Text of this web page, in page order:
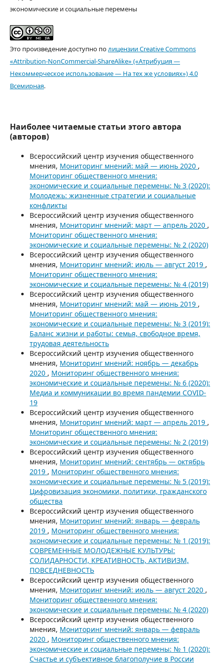
экономические и социальные перемены
Это произведение доступно полицензии Creative Commons
«Attribution-NonCommercial-ShareAlike» («Атрибуция —
Некоммерческое использование — На тех же условиях») 4.0
Всемирная.
Наиболее читаемые статьи этого автора
(авторов)
Всероссийский центр изучения общественного
мнения, Мониторинг мнений: май — июнь 2020 ,
Мониторинг общественного мнения:
экономические и социальные перемены: № 3 (2020):
Молодежь: жизненные стратегии и социальные
конфликты
Всероссийский центр изучения общественного
мнения, Мониторинг мнений: март — апрель 2020 ,
Мониторинг общественного мнения:
экономические и социальные перемены: № 2 (2020)
Всероссийский центр изучения общественного
мнения, Мониторинг мнений: июль — август 2019 ,
Мониторинг общественного мнения:
экономические и социальные перемены: № 4 (2019)
Всероссийский центр изучения общественного
мнения, Мониторинг мнений: май — июнь 2019 ,
Мониторинг общественного мнения:
экономические и социальные перемены: № 3 (2019):
Баланс жизни и работы: семья, свободное время,
трудовая деятельность
Всероссийский центр изучения общественного
мнения, Мониторинг мнений: ноябрь — декабрь
2020 , Мониторинг общественного мнения:
экономические и социальные перемены: № 6 (2020):
Медиа и коммуникации во время пандемии COVID-
19
Всероссийский центр изучения общественного
мнения, Мониторинг мнений: март — апрель 2019 ,
Мониторинг общественного мнения:
экономические и социальные перемены: № 2 (2019)
Всероссийский центр изучения общественного
мнения, Мониторинг мнений: сентябрь — октябрь
2019 , Мониторинг общественного мнения:
экономические и социальные перемены: № 5 (2019):
Цифровизация экономики, политики, гражданского
общества
Всероссийский центр изучения общественного
мнения, Мониторинг мнений: январь — февраль
2019 , Мониторинг общественного мнения:
экономические и социальные перемены: № 1 (2019):
СОВРЕМЕННЫЕ МОЛОДЕЖНЫЕ КУЛЬТУРЫ:
СОЛИДАРНОСТИ, КРЕАТИВНОСТЬ, АКТИВИЗМ,
ПОВСЕДНЕВНОСТЬ
Всероссийский центр изучения общественного
мнения, Мониторинг мнений: июль — август 2020 ,
Мониторинг общественного мнения:
экономические и социальные перемены: № 4 (2020)
Всероссийский центр изучения общественного
мнения, Мониторинг мнений: январь — февраль
2020 , Мониторинг общественного мнения:
экономические и социальные перемены: № 1 (2020):
Счастье и субъективное благополучие в России